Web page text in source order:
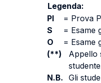
Legenda:
PI
= Prova
S
= Esame
O
= Esame
(**)
Appello
N.B. Gli